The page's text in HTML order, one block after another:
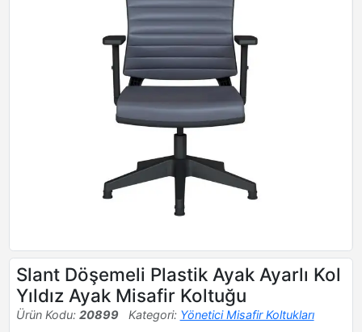
Slant Döşemeli Plastik Ayak Ayarlı Kol
Yıldız Ayak Misafir Koltuğu
Ürün Kodu: 20899 Kategori: Yönetici Misafir Koltukları